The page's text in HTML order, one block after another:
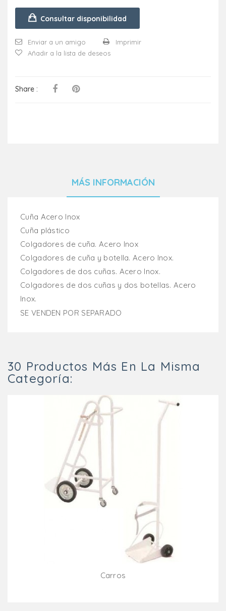
Consultar disponibilidad
Enviar a un amigo
Imprimir
Añadir a la lista de deseos
Share :
MÁS INFORMACIÓN
Cuña Acero Inox
Cuña plástico
Colgadores de cuña. Acero Inox
Colgadores de cuña y botella. Acero Inox.
Colgadores de dos cuñas. Acero Inox.
Colgadores de dos cuñas y dos botellas. Acero
Inox.
SE VENDEN POR SEPARADO
30 Productos Más En La Misma
Categoría:
Carros